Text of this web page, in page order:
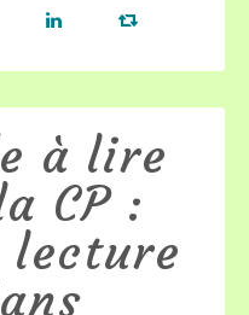
à lire
CP :
lecture